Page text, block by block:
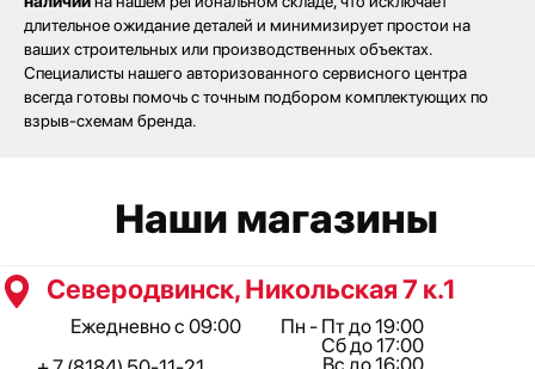
длительное ожидание деталей и минимизирует простои на
ваших строительных или производственных объектах.
Специалисты нашего авторизованного сервисного центра
всегда готовы помочь с точным подбором комплектующих по
взрыв-схемам бренда.
Северодвинск, Ломоносова 85к2
Сб до 17:00
Вс до 16:00
Сб - Вс 10:00 - 18:00
+ 7 (8184) 50-11-21
+ 7 (911) 562-83-03
+ 7 (8182) 44-25-40